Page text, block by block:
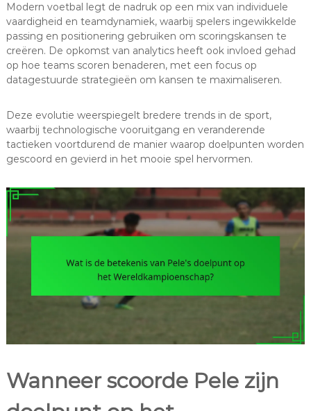
Modern voetbal legt de nadruk op een mix van individuele
vaardigheid en teamdynamiek, waarbij spelers ingewikkelde
passing en positionering gebruiken om scoringskansen te
creëren. De opkomst van analytics heeft ook invloed gehad
op hoe teams scoren benaderen, met een focus op
datagestuurde strategieën om kansen te maximaliseren.
Deze evolutie weerspiegelt bredere trends in de sport,
waarbij technologische vooruitgang en veranderende
tactieken voortdurend de manier waarop doelpunten worden
gescoord en gevierd in het mooie spel hervormen.
Wanneer scoorde Pele zijn